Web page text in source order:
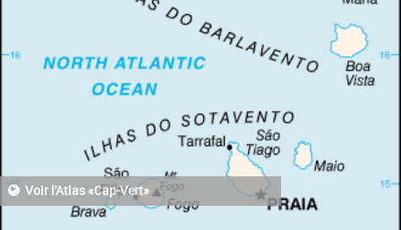
Voir l'Atlas «Cap-Vert»